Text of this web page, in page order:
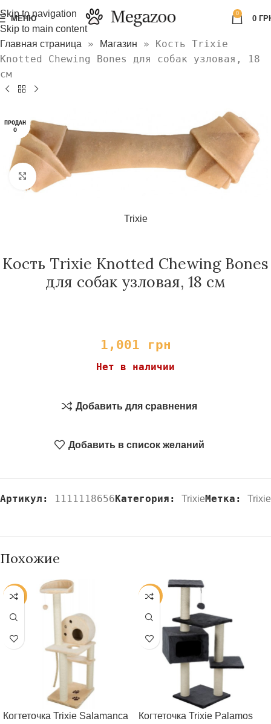
Skip to navigation
Skip to main content
МЕНЮ
0
0
Главная страница » Магазин » Кость Trixie
Knotted Chewing Bones для собак узловая, 18
см
ПРОДАН
О
Нажмите, чтобы увеличить
Trixie
Кость Trixie Knotted Chewing Bones
для собак узловая, 18 см
1,001 грн
Нет в наличии
Добавить для сравнения
Добавить в список желаний
Артикул: 1111118656 Категория: TrixieМетка: Trixie
Похожие
-20%
Когтеточка Trixie Salamanca
-20%
Когтеточка Trixie Palamos